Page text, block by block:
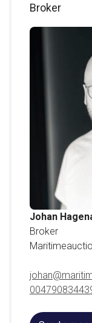
Vekt: 64 000
Lengde i fot:
Bredde: 850
Båtens
Prisantydning: kr
Lokasjon: 7900
Broker
Johan
Broker